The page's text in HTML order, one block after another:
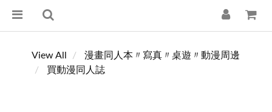
View All
漫畫同人本〃寫真〃桌遊〃動漫周邊
買動漫同人誌